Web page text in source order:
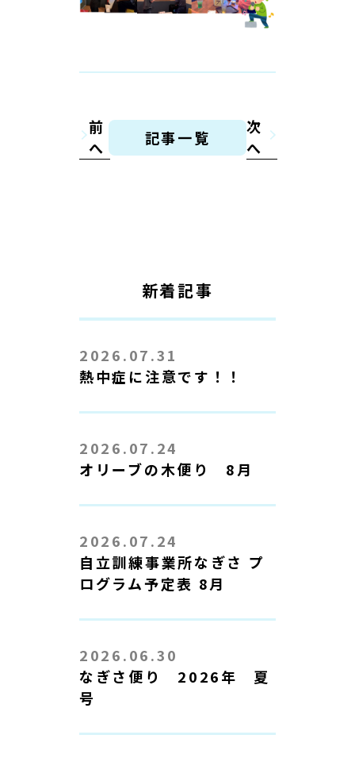
前
へ
記事一覧
次
へ
新着記事
2026.07.31
熱中症に注意です！！
2026.07.24
オリーブの木便り 8月
2026.07.24
自立訓練事業所なぎさ プ
ログラム予定表 8月
2026.06.30
なぎさ便り 2026年 夏
号